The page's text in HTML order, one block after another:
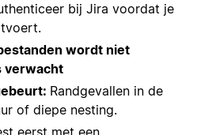
bij Jira voordat je
wordt niet
verwacht
Randgevallen in de
of diepe nesting.